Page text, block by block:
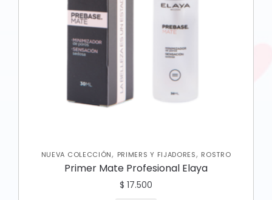
NUEVA COLECCIÓN, PRIMERS Y FIJADORES, ROSTRO
Primer Mate Profesional Elaya
$ 17.500